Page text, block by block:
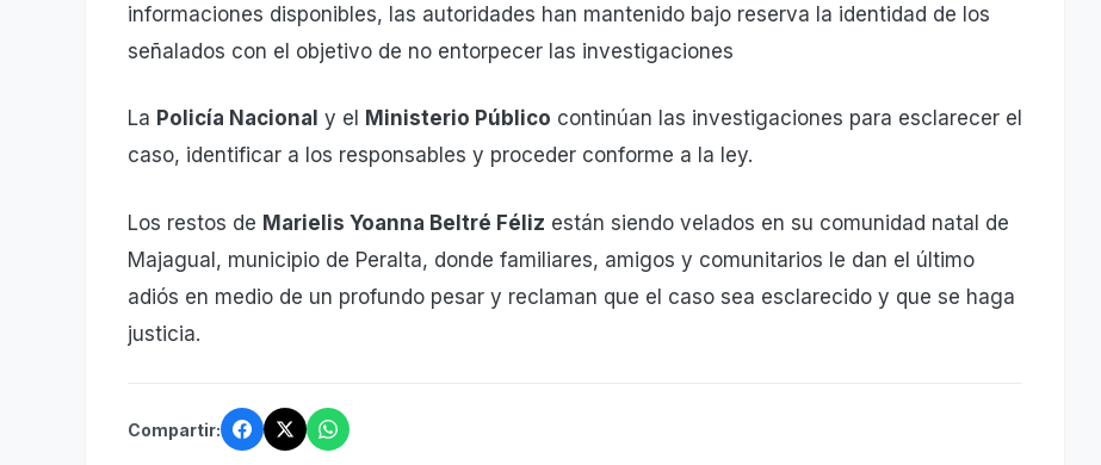
informaciones disponibles, las autoridades han mantenido bajo reserva la identidad de los
señalados con el objetivo de no entorpecer las investigaciones
La Policía Nacional y el Ministerio Público continúan las investigaciones para esclarecer el
caso, identificar a los responsables y proceder conforme a la ley.
Los restos de Marielis Yoanna Beltré Féliz están siendo velados en su comunidad natal de
Majagual, municipio de Peralta, donde familiares, amigos y comunitarios le dan el último
adiós en medio de un profundo pesar y reclaman que el caso sea esclarecido y que se haga
justicia.
Compartir: